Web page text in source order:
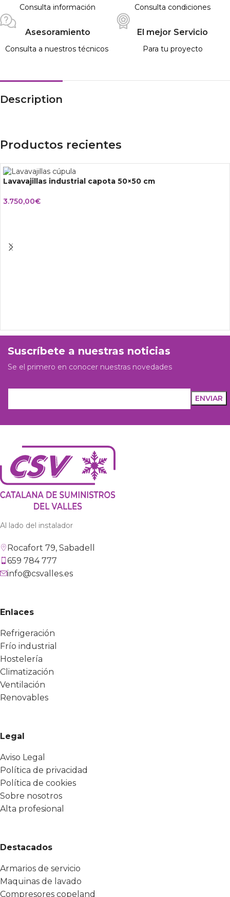
Consulta información Consulta condiciones
Asesoramiento
Consulta a nuestros técnicos
El mejor Servicio
Para tu proyecto
Description
Productos recientes
Lavavajillas industrial capota 50×50 cm
3.750,00€
Suscríbete a nuestras noticias
Se el primero en conocer nuestras novedades
Al lado del instalador
Rocafort 79, Sabadell
659 784 777
info@csvalles.es
Enlaces
Refrigeración
Frío industrial
Hostelería
Climatización
Ventilación
Renovables
Legal
Aviso Legal
Política de privacidad
Política de cookies
Sobre nosotros
Alta profesional
Destacados
Armarios de servicio
Maquinas de lavado
Compresores copeland